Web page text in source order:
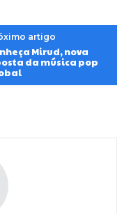
artigo
Mirud, nova
da música pop